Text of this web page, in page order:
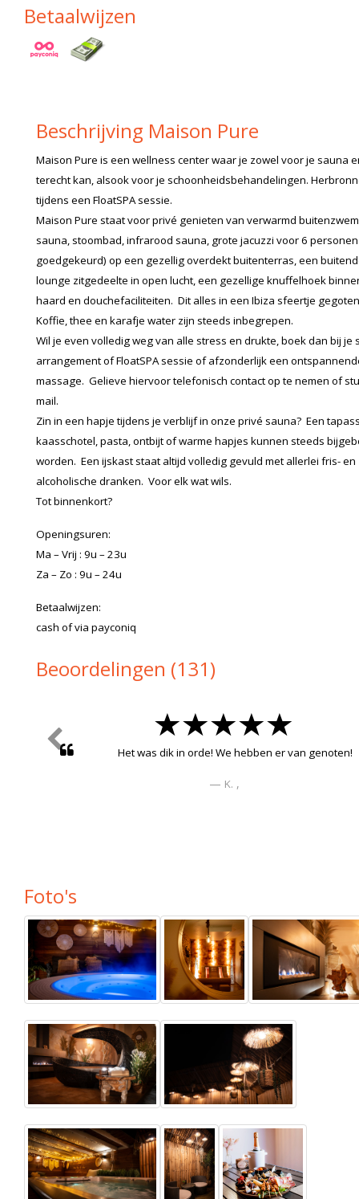
Betaalwijzen
Beschrijving Maison Pure
Maison Pure is een wellness center waar je zowel voor je sauna
terecht kan, alsook voor je schoonheidsbehandelingen.
tijdens een FloatSPA sessie.
Maison Pure staat voor privé genieten van verwarmd
sauna, stoombad, infrarood sauna, grote jacuzzi voor 6
goedgekeurd) op een gezellig overdekt buitenterras, een
lounge zitgedeelte in open lucht, een gezellige knuffelhoek
haard en douchefaciliteiten. Dit alles in een Ibiza sfeertje
Koffie, thee en karafje water zijn steeds inbegrepen.
Wil je even volledig weg van alle stress en drukte, boek dan bij je
arrangement of FloatSPA sessie of afzonderlijk een
massage. Gelieve hiervoor telefonisch contact op te nemen of
mail.
Zin in een hapje tijdens je verblijf in onze privé sauna? Een
kaasschotel, pasta, ontbijt of warme hapjes kunnen steeds
worden. Een ijskast staat altijd volledig gevuld met allerlei fris- en
alcoholische dranken. Voor elk wat wils.
Tot binnenkort?
Openingsuren:
Ma – Vrij : 9u – 23u
Za – Zo : 9u – 24u
Betaalwijzen:
cash of via payconiq
Beoordelingen (131)
gezellige wellness, warme ontvangst en super
,Mariakerke
Foto's